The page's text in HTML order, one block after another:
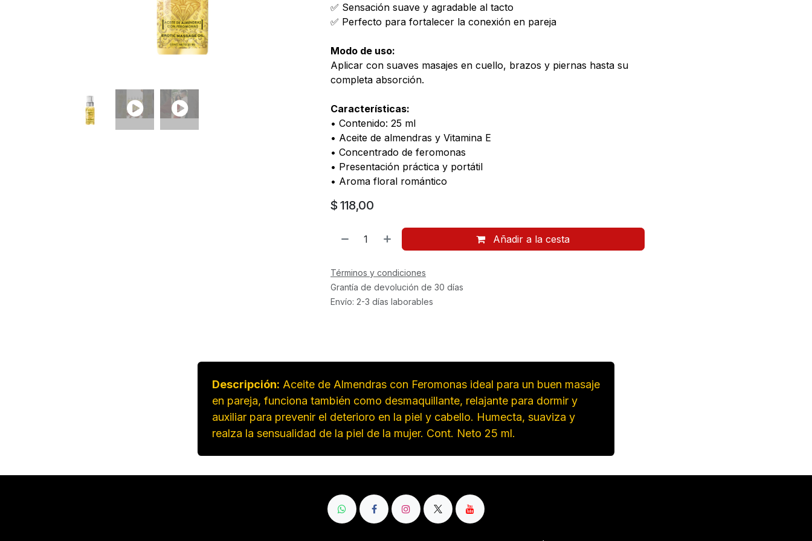
✅ Sensación suave y agradable al tacto
✅ Perfecto para fortalecer la conexión en pareja
Modo de uso:
Aplicar con suaves masajes en cuello, brazos y piernas hasta su
completa absorción.
Características:
• Contenido: 25 ml
• Aceite de almendras y Vitamina E
• Concentrado de feromonas
• Presentación práctica y portátil
• Aroma floral romántico
$ 118,00
Añadir a la cesta
Términos y condiciones
Grantía de devolución de 30 días
Envío: 2-3 días laborables
Descripción: Aceite de Almendras con Feromonas ideal para un buen masaje
en pareja, funciona también como desmaquillante, relajante para dormir y
auxiliar para prevenir el deterioro en la piel y cabello. Humecta, suaviza y
realza la sensualidad de la piel de la mujer. Cont. Neto 25 ml.